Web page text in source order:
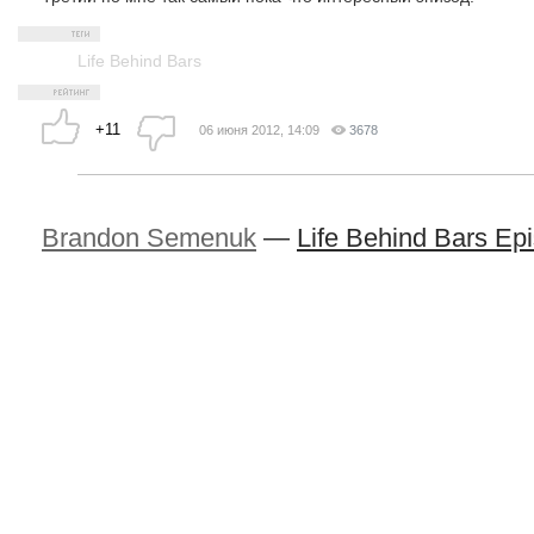
Life Behind Bars
+11 06 июня 2012, 14:09 3678
Brandon Semenuk — Life Behind Bars